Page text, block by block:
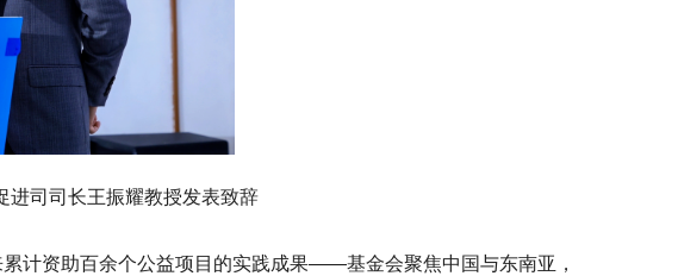
进司司长王振耀教授发表致辞
计资助百余个公益项目的实践成果——基金会聚焦中国与东南亚，